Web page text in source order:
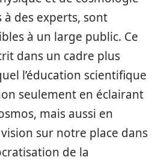
à des experts, sont
à un large public. Ce
dans un cadre plus
l’éducation scientifique
seulement en éclairant
mais aussi en
sur notre place dans
de la